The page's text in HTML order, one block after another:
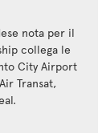
nota per il
collega le
City Airport
Transat,